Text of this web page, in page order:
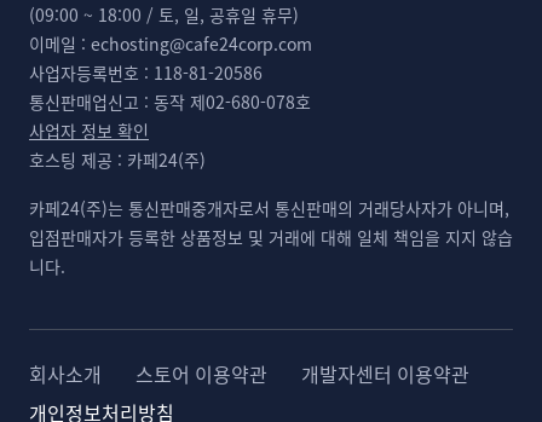
(09:00 ~ 18:00 / 토, 일, 공휴일 휴무)
이메일 : echosting@cafe24corp.com
사업자등록번호 : 118-81-20586
통신판매업신고 : 동작 제02-680-078호
사업자 정보 확인
호스팅 제공 : 카페24(주)
카페24(주)는 통신판매중개자로서 통신판매의 거래당사자가 아니며,
입점판매자가 등록한 상품정보 및 거래에 대해 일체 책임을 지지 않습
니다.
회사소개 스토어 이용약관
개발자센터 이용약관
개인정보처리방침